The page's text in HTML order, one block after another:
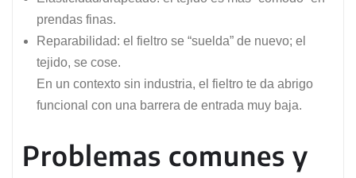
prendas finas.
Reparabilidad: el fieltro se “suelda” de nuevo; el
tejido, se cose.
En un contexto sin industria, el fieltro te da abrigo
funcional con una barrera de entrada muy baja.
Problemas comunes y